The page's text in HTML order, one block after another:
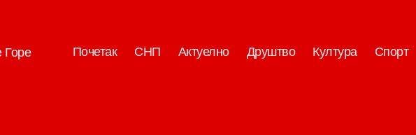
Горе Почетак СНП Актуелно Друштво Култура Спорт